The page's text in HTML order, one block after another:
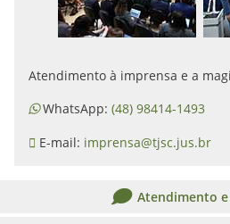
Atendimento à imprensa e a
WhatsApp: (48) 98414-1493
E-mail: imprensa@tjsc.jus.br
Atendimento